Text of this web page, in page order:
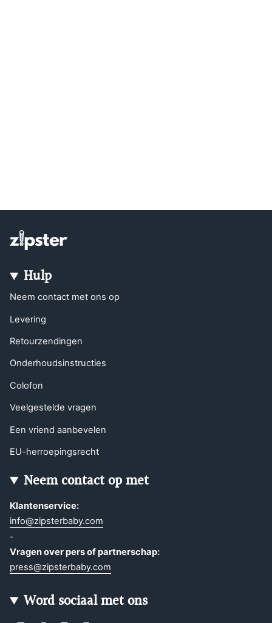
Hulp
Neem contact met ons op
Levering
Retourzendingen
Onderhoudsinstructies
Colofon
Veelgestelde vragen
Een vriend aanbevelen
EU-herroepingsrecht
Neem contact op met
Klantenservice:
info@zipsterbaby.com
-
Vragen over pers of partnerschap:
press@zipsterbaby.com
Word sociaal met ons